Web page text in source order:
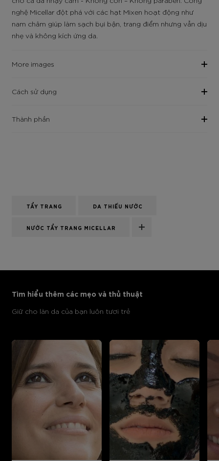
nghệ Micellar đột phá với các hạt Mixen hoạt động như
nam châm giúp làm sạch bụi bận, trang điểm nhưng vẫn dịu
nhẹ và không kích ứng da.
More images
Cách sử dụng
Thành phần
TẨY TRANG DA THIẾU NƯỚC
NƯỚC TẨY TRANG MICELLAR
Tìm hiểu thêm các mẹo và thủ thuật
Giữ cho làn da của bạn luôn tươi trẻ